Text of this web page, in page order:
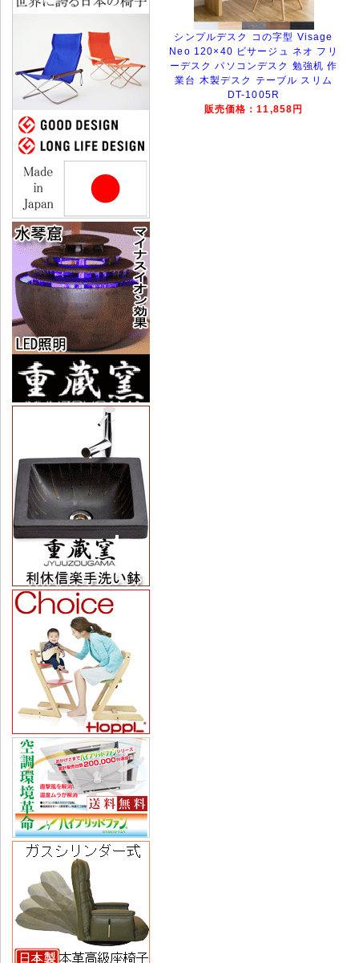
シンプルデスク コの字型 Visage
Neo 120×40 ビサージュ ネオ フリ
ーデスク パソコンデスク 勉強机 作
業台 木製デスク テーブル スリム
DT-1005R
販売価格：11,858円